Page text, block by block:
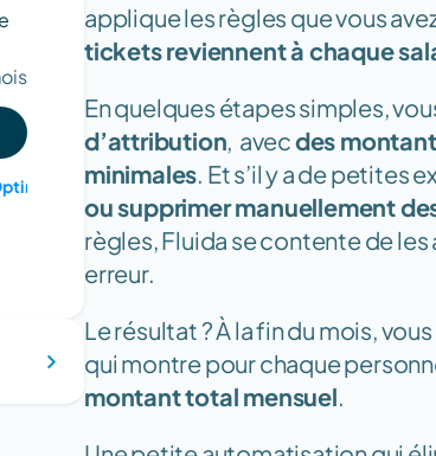
applique les règles que vous
tickets reviennent à chaque
En quelques étapes simples,
d’attribution,  avec des
minimales. Et s’il y a de petites
ou supprimer manuellement
règles, Fluida se contente de
erreur.
Le résultat ? À la fin du mois,
montant total mensuel.